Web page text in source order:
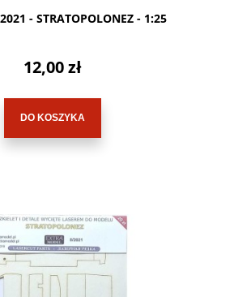
- STRATOPOLONEZ - 1:25
12,00 zł
DO KOSZYKA